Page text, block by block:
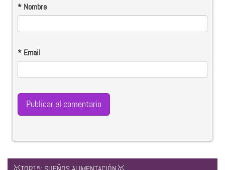
* Nombre
* Email